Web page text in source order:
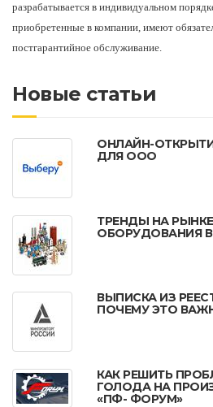
разрабатывается в индивидуальном
приобретенные в компании, имеют
постгарантийное обслуживание.
Новые статьи
ОНЛАЙН-
ДЛЯ ООО
ТРЕНДЫ НА
ОБОРУДОВАНИЯ В
ВЫПИСКА ИЗ
ПОЧЕМУ ЭТО
КАК РЕШИТЬ
ГОЛОДА НА
«ПФ- ФОРУМ»